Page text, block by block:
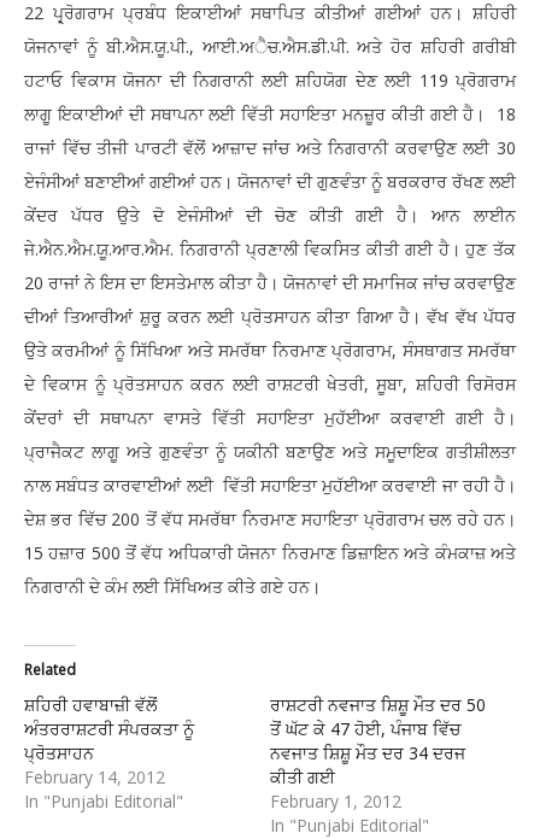
22 ਪ੍ਰ੍ਰੋਗਰਾਮ ਪ੍ਰਬੰਧ ਇਕਾਈਆਂ ਸਥਾਪਿਤ ਕੀਤੀਆਂ ਗਈਆਂ ਹਨ। ਸ਼ਹਿਰੀ
ਯੋਜਨਾਵਾਂ ਨੂੰ ਬੀ.ਐਸ.ਯੂ.ਪੀ., ਆਈ.ਅੈਚ.ਐਸ.ਡੀ.ਪੀ. ਅਤੇ ਹੋਰ ਸ਼ਹਿਰੀ ਗਰੀਬੀ
ਹਟਾਓ ਵਿਕਾਸ ਯੋਜਨਾ ਦੀ ਨਿਗਰਾਨੀ ਲਈ ਸ਼ਹਿਯੋਗ ਦੇਣ ਲਈ 119 ਪ੍ਰੋਗਰਾਮ
ਲਾਗੂ ਇਕਾਈਆਂ ਦੀ ਸਥਾਪਨਾ ਲਈ ਵਿੱਤੀ ਸਹਾਇਤਾ ਮਨਜ਼ੂਰ ਕੀਤੀ ਗਈ ਹੈ। 18
ਰਾਜਾਂ ਵਿੱਚ ਤੀਜੀ ਪਾਰਟੀ ਵੱਲੋਂ ਆਜ਼ਾਦ ਜਾਂਚ ਅਤੇ ਨਿਗਰਾਨੀ ਕਰਵਾਉਣ ਲਈ 30
ਏਜੰਸੀਆਂ ਬਣਾਈਆਂ ਗਈਆਂ ਹਨ। ਯੋਜਨਾਵਾਂ ਦੀ ਗੁਣਵੰਤਾ ਨੂੰ ਬਰਕਰਾਰ ਰੱਖਣ ਲਈ
ਕੇਂਦਰ ਪੱਧਰ ਉਤੇ ਦੋ ਏਜੰਸੀਆਂ ਦੀ ਚੋਣ ਕੀਤੀ ਗਈ ਹੈ। ਆਨ ਲਾਈਨ
ਜੇ.ਐਨ.ਐਮ.ਯੂ.ਆਰ.ਐਮ. ਨਿਗਰਾਨੀ ਪ੍ਰਣਾਲੀ ਵਿਕਸਿਤ ਕੀਤੀ ਗਈ ਹੈ। ਹੁਣ ਤੱਕ
20 ਰਾਜਾਂ ਨੇ ਇਸ ਦਾ ਇਸਤੇਮਾਲ ਕੀਤਾ ਹੈ। ਯੋਜਨਾਵਾਂ ਦੀ ਸਮਾਜਿਕ ਜਾਂਚ ਕਰਵਾਉਣ
ਦੀਆਂ ਤਿਆਰੀਆਂ ਸ਼ੁਰੂ ਕਰਨ ਲਈ ਪ੍ਰੋਤਸਾਹਨ ਕੀਤਾ ਗਿਆ ਹੈ। ਵੱਖ ਵੱਖ ਪੱਧਰ
ਉਤੇ ਕਰਮੀਆਂ ਨੂੰ ਸਿੱਖਿਆ ਅਤੇ ਸਮਰੱਥਾ ਨਿਰਮਾਣ ਪ੍ਰੋਗਰਾਮ, ਸੰਸਥਾਗਤ ਸਮਰੱਥਾ
ਦੇ ਵਿਕਾਸ ਨੂੰ ਪ੍ਰੋਤਸਾਹਨ ਕਰਨ ਲਈ ਰਾਸ਼ਟਰੀ ਖੇਤਰੀ, ਸੂਬਾ, ਸ਼ਹਿਰੀ ਰਿਸੋਰਸ
ਕੇਂਦਰਾਂ ਦੀ ਸਥਾਪਨਾ ਵਾਸਤੇ ਵਿੱਤੀ ਸਹਾਇਤਾ ਮੁਹੱਈਆ ਕਰਵਾਈ ਗਈ ਹੈ।
ਪ੍ਰਾਜੈਕਟ ਲਾਗੂ ਅਤੇ ਗੁਣਵੰਤਾ ਨੂੰ ਯਕੀਨੀ ਬਣਾਉਣ ਅਤੇ ਸਮੂਦਾਇਕ ਗਤੀਸ਼ੀਲਤਾ
ਨਾਲ ਸਬੰਧਤ ਕਾਰਵਾਈਆਂ ਲਈ ਵਿੱਤੀ ਸਹਾਇਤਾ ਮੁਹੱਈਆ ਕਰਵਾਈ ਜਾ ਰਹੀ ਹੈ।
ਦੇਸ਼ ਭਰ ਵਿੱਚ 200 ਤੋਂ ਵੱਧ ਸਮਰੱਥਾ ਨਿਰਮਾਣ ਸਹਾਇਤਾ ਪ੍ਰੋਗਰਾਮ ਚਲ ਰਹੇ ਹਨ।
15 ਹਜ਼ਾਰ 500 ਤੋਂ ਵੱਧ ਅਧਿਕਾਰੀ ਯੋਜਨਾ ਨਿਰਮਾਣ ਡਿਜ਼ਾਇਨ ਅਤੇ ਕੰਮਕਾਜ਼ ਅਤੇ
ਨਿਗਰਾਨੀ ਦੇ ਕੰਮ ਲਈ ਸਿੱਖਿਅਤ ਕੀਤੇ ਗਏ ਹਨ।
Related
ਸ਼ਹਿਰੀ ਹਵਾਬਾਜ਼ੀ ਵੱਲੋਂ
ਅੰਤਰਰਾਸ਼ਟਰੀ ਸੰਪਰਕਤਾ ਨੂੰ
ਪ੍ਰੋਤਸਾਹਨ
February 14, 2012
In "Punjabi Editorial"
ਰਾਸ਼ਟਰੀ ਨਵਜਾਤ ਸ਼ਿਸ਼ੂ ਮੌਤ ਦਰ 50
ਤੋਂ ਘੱਟ ਕੇ 47 ਹੋਈ, ਪੰਜਾਬ ਵਿੱਚ
ਨਵਜਾਤ ਸ਼ਿਸ਼ੂ ਮੌਤ ਦਰ 34 ਦਰਜ
ਕੀਤੀ ਗਈ
February 1, 2012
In "Punjabi Editorial"